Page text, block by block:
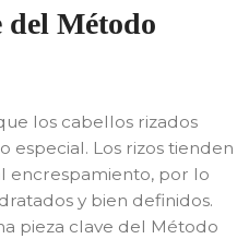
Método
los cabellos rizados
especial. Los rizos tienden
encrespamiento, por lo
y bien definidos.
pieza clave del Método